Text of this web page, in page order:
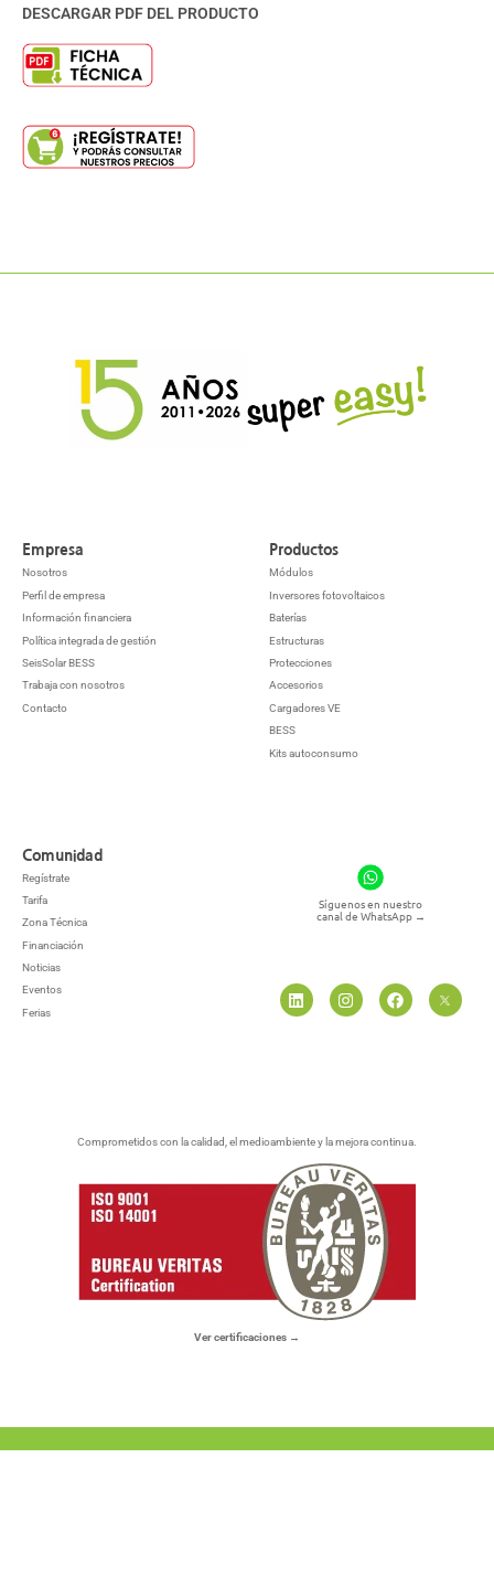
DESCARGAR PDF DEL PRODUCTO
Empresa
Nosotros
Perfil de empresa
Información financiera
Política integrada de gestión
SeisSolar BESS
Trabaja con nosotros
Contacto
Productos
Módulos
Inversores fotovoltaicos
Baterías
Estructuras
Protecciones
Accesorios
Cargadores VE
BESS
Kits autoconsumo
Comunidad
Regístrate
Tarifa
Zona Técnica
Financiación
Noticias
Eventos
Ferias
Síguenos en nuestro
canal de WhatsApp →
Comprometidos con la calidad, el medioambiente y la mejora continua.
Ver certificaciones →